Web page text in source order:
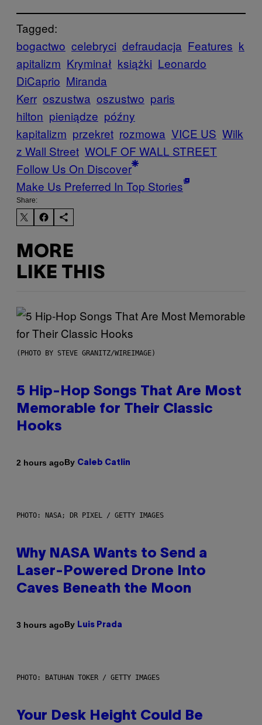
Tagged:
bogactwo celebryci defraudacja Features k
apitalizm Kryminał książki Leonardo
DiCaprio Miranda
Kerr oszustwa oszustwo paris
hilton pieniądze późny
kapitalizm przekret rozmowa VICE US Wilk
z Wall Street WOLF OF WALL STREET
Follow Us On Discover
Make Us Preferred In Top Stories
Share:
MORE
LIKE THIS
(PHOTO BY STEVE GRANITZ/WIREIMAGE)
5 Hip-Hop Songs That Are Most
Memorable for Their Classic
Hooks
2 hours agoBy Caleb Catlin
PHOTO: NASA; DR PIXEL / GETTY IMAGES
Why NASA Wants to Send a
Laser-Powered Drone Into
Caves Beneath the Moon
3 hours agoBy Luis Prada
PHOTO: BATUHAN TOKER / GETTY IMAGES
Your Desk Height Could Be